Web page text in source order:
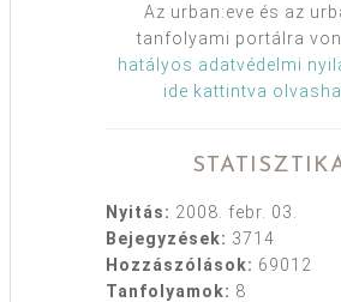
Az urban:eve és az
tanfolyami portálra
hatályos adatvédelmi
ide kattintva
Nyitás: 2008. febr. 03.
Bejegyzések: 3714
Hozzászólások: 69012
Tanfolyamok: 8